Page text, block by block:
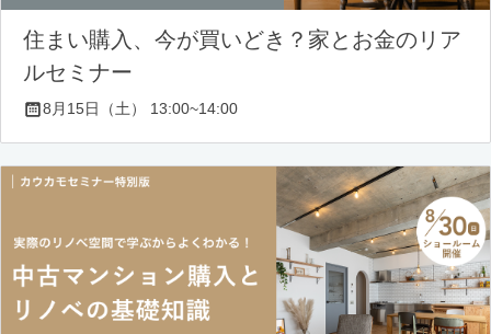
住まい購入、今が買いどき？家とお金のリア
ルセミナー
8月15日（土） 13:00~14:00